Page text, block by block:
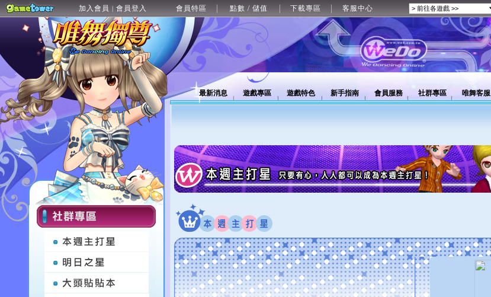
加入會員 | 會員登入 會員特區 點數 / 儲值 下載專區 客服中心
最新消息 遊戲專區 遊戲特色 新手指南 會員服務 社群專區 唯舞客服